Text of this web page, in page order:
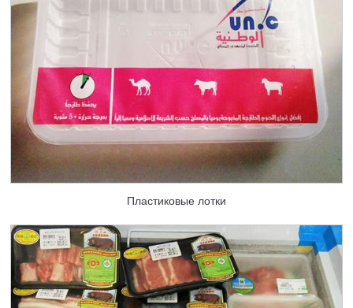
Пластиковые лотки